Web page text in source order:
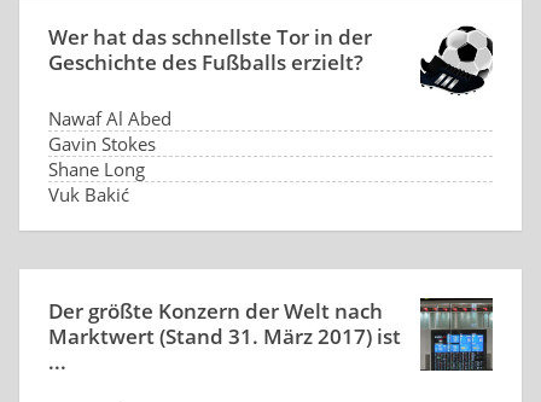
Wer hat das schnellste Tor in der
Geschichte des Fußballs erzielt?
Nawaf Al Abed
Gavin Stokes
Shane Long
Vuk Bakić
Der größte Konzern der Welt nach
Marktwert (Stand 31. März 2017) ist
...